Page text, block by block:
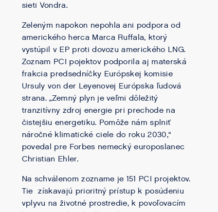
sieti Vondra.
Zeleným napokon nepohla ani podpora od
amerického herca Marca Ruffala, ktorý
vystúpil v EP proti dovozu amerického LNG.
Zoznam PCI pojektov podporila aj materská
frakcia predsedníčky Európskej komisie
Ursuly von der Leyenovej Európska ľudová
strana. „Zemný plyn je veľmi dôležitý
tranzitívny zdroj energie pri prechode na
čistejšiu energetiku. Pomôže nám splniť
náročné klimatické ciele do roku 2030,“
povedal pre Forbes nemecký europoslanec
Christian Ehler.
Na schválenom zozname je 151 PCI projektov.
Tie získavajú prioritný prístup k posúdeniu
vplyvu na životné prostredie, k povoľovacím